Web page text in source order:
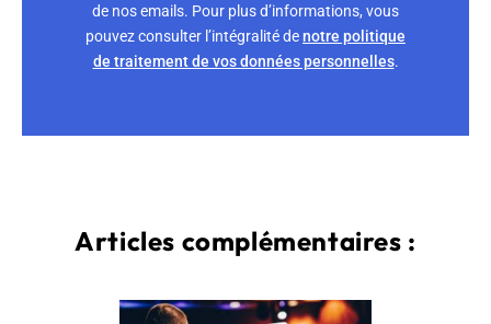
de nos emails. Pour plus d’informations, vous
pouvez consulter l’intégralité denotre politique
de traitement de vos données personnelles.
Articles complémentaires :